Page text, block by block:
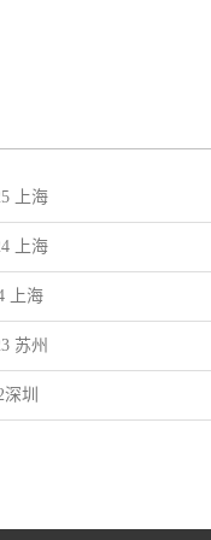
上海
上海
上海
苏州
圳